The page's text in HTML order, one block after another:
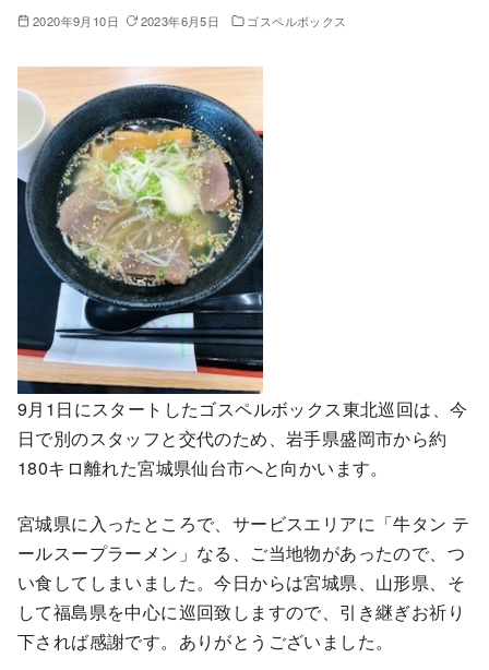
2020年9月10日 2023年6月5日 ゴスペルボックス
9月1日にスタートしたゴスペルボックス東北巡回は、今
日で別のスタッフと交代のため、岩手県盛岡市から約
180キロ離れた宮城県仙台市へと向かいます。
宮城県に入ったところで、サービスエリアに「牛タン テ
ールスープラーメン」なる、ご当地物があったので、つ
い食してしまいました。今日からは宮城県、山形県、そ
して福島県を中心に巡回致しますので、引き継ぎお祈り
下されば感謝です。ありがとうございました。